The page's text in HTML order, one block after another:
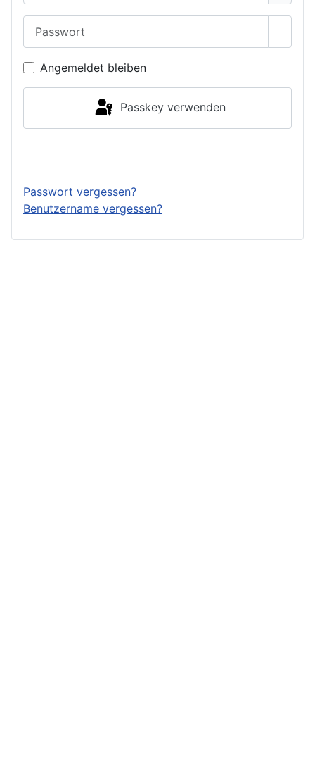
Angemeldet bleiben
Passkey verwenden
Passwort vergessen?
Benutzername vergessen?